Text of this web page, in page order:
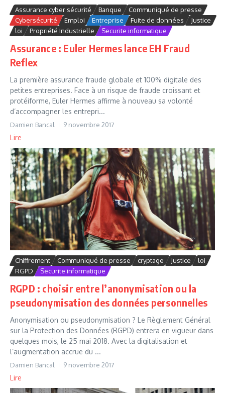
Assurance cyber sécurité Banque
Communiqué de presse
Cybersécurité
Emploi Entreprise Fuite de données
Justice
loi
Propriété Industrielle Securite informatique
Assurance : Euler Hermes lance EH Fraud
Reflex
La première assurance fraude globale et 100% digitale des
petites entreprises. Face à un risque de fraude croissant et
protéiforme, Euler Hermes affirme à nouveau sa volonté
d’accompagner les entrepri...
Damien Bancal 9 novembre 2017
Lire
Chiffrement Communiqué de presse cryptage Justice
loi
RGPD
Securite informatique
RGPD : choisir entre l’anonymisation ou la
pseudonymisation des données personnelles
Anonymisation ou pseudonymisation ? Le Règlement Général
sur la Protection des Données (RGPD) entrera en vigueur dans
quelques mois, le 25 mai 2018. Avec la digitalisation et
l’augmentation accrue du ...
Damien Bancal 9 novembre 2017
Lire